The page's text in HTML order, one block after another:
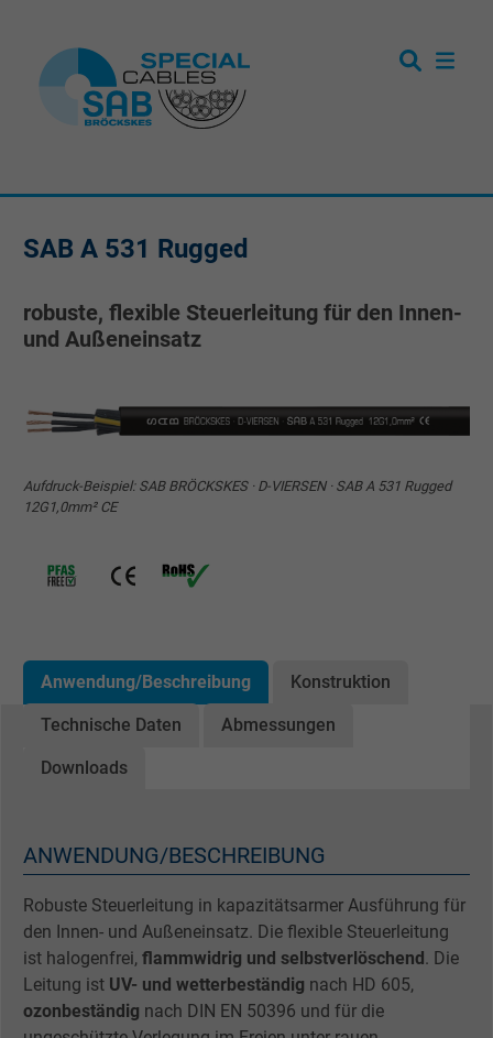
SAB A 531 Rugged
robuste, flexible Steuerleitung für den Innen-
und Außeneinsatz
Aufdruck-Beispiel: SAB BRÖCKSKES · D-VIERSEN · SAB A 531 Rugged
12G1,0mm² CE
Anwendung/Beschreibung Konstruktion
Technische Daten Abmessungen
Downloads
ANWENDUNG/BESCHREIBUNG
Robuste Steuerleitung in kapazitätsarmer Ausführung für
den Innen- und Außeneinsatz. Die flexible Steuerleitung
ist halogenfrei, flammwidrig und selbstverlöschend. Die
Leitung ist UV- und wetterbeständig nach HD 605,
ozonbeständig nach DIN EN 50396 und für die